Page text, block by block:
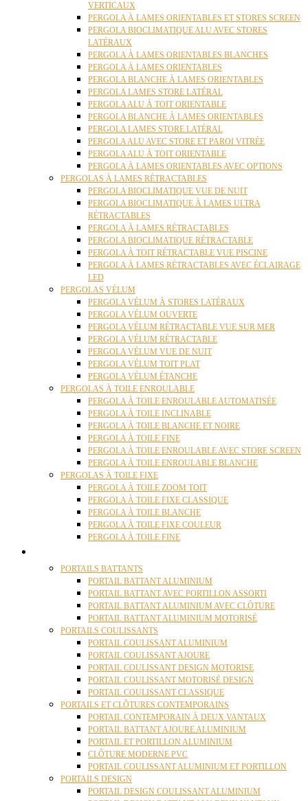
VERTICAUX
PERGOLA À LAMES ORIENTABLES ET STORES SCREEN
PERGOLA BIOCLIMATIQUE ALU AVEC STORES
LATÉRAUX
PERGOLA À LAMES ORIENTABLES BLANCHES
PERGOLA À LAMES ORIENTABLES
PERGOLA BLANCHE À LAMES ORIENTABLES
PERGOLA LAMES STORE LATÉRAL
PERGOLA ALU À TOIT ORIENTABLE
PERGOLA BLANCHE À LAMES ORIENTABLES
PERGOLA LAMES STORE LATÉRAL
PERGOLA ALU AVEC STORE ET PAROI VITRÉE
PERGOLA ALU À TOIT ORIENTABLE
PERGOLA À LAMES ORIENTABLES AVEC OPTIONS
PERGOLAS À LAMES RÉTRACTABLES
PERGOLA BIOCLIMATIQUE VUE DE NUIT
PERGOLA BIOCLIMATIQUE À LAMES ULTRA
RÉTRACTABLES
PERGOLA À LAMES RÉTRACTABLES
PERGOLA BIOCLIMATIQUE RÉTRACTABLE
PERGOLA À TOIT RÉTRACTABLE VUE PISCINE
PERGOLA À LAMES RÉTRACTABLES AVEC ÉCLAIRAGE
LED
PERGOLAS VÉLUM
PERGOLA VÉLUM À STORES LATÉRAUX
PERGOLA VÉLUM OUVERTE
PERGOLA VÉLUM RÉTRACTABLE VUE SUR MER
PERGOLA VÉLUM RÉTRACTABLE
PERGOLA VÉLUM VUE DE NUIT
PERGOLA VÉLUM TOIT PLAT
PERGOLA VÉLUM ÉTANCHE
PERGOLAS À TOILE ENROULABLE
PERGOLA À TOILE ENROULABLE AUTOMATISÉE
PERGOLA À TOILE INCLINABLE
PERGOLA À TOILE BLANCHE ET NOIRE
PERGOLA À TOILE FINE
PERGOLA À TOILE ENROULABLE AVEC STORE SCREEN
PERGOLA À TOILE ENROULABLE BLANCHE
PERGOLAS À TOILE FIXE
PERGOLA À TOILE ZOOM TOIT
PERGOLA À TOILE FIXE CLASSIQUE
PERGOLA À TOILE BLANCHE
PERGOLA À TOILE FIXE COULEUR
PERGOLA À TOILE FINE
PORTAILS BATTANTS
PORTAIL BATTANT ALUMINIUM
PORTAIL BATTANT AVEC PORTILLON ASSORTI
PORTAIL BATTANT ALUMINIUM AVEC CLÔTURE
PORTAIL BATTANT ALUMINIUM MOTORISÉ
PORTAILS COULISSANTS
PORTAIL COULISSANT ALUMINIUM
PORTAIL COULISSANT AJOURE
PORTAIL COULISSANT DESIGN MOTORISE
PORTAIL COULISSANT MOTORISÉ DESIGN
PORTAIL COULISSANT CLASSIQUE
PORTAILS ET CLÔTURES CONTEMPORAINS
PORTAIL CONTEMPORAIN À DEUX VANTAUX
PORTAIL BATTANT AJOURE ALUMINIUM
PORTAIL ET PORTILLON ALUMINIUM
CLÔTURE MODERNE PVC
PORTAIL COULISSANT ALUMINIUM ET PORTILLON
PORTAILS DESIGN
PORTAIL DESIGN COULISSANT ALUMINIUM